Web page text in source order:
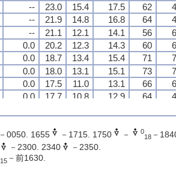
-- 23.0 15.4 17.5 62
-- 21.9 14.8 16.8 64
-- 21.1 12.1 14.1 56
0.0 20.2 12.3 14.3 60
0.0 18.7 13.4 15.4 71
0.0 18.0 13.1 15.1 73
0.0 17.5 11.0 13.1 66
0.0 17.7 10.8 12.9 64
0.0 18.2 10.8 12.9 62
-- 23.0 15.4 17.5 62
-- 21.9 14.8 16.8 64
-- 21.1 12.1 14.1 56
0.0 20.2 12.3 14.3 60
0.0 18.7 13.4 15.4 71
0.0 18.0 13.1 15.1 73
0.0 17.5 11.0 13.1 66
0.0 17.7 10.8 12.9 64
0.0 18.2 10.8 12.9 62
-- 23.0 15.4 17.5 62
-- 21.9 14.8 16.8 64
-- 21.1 12.1 14.1 56
0.0 20.2 12.3 14.3 60
0.0 18.7 13.4 15.4 71
0.0 18.0 13.1 15.1 73
0.0 17.5 11.0 13.1 66
0.0 17.7 10.8 12.9 64
0.0 18.2 10.8 12.9 62
-- 23.0 15.4 17.5 62
-- 21.9 14.8 16.8 64
-- 21.1 12.1 14.1 56
0.0 20.2 12.3 14.3 60
0.0 18.7 13.4 15.4 71
0.0 18.0 13.1 15.1 73
0.0 17.5 11.0 13.1 66
0.0 17.7 10.8 12.9 64
0.0 18.2 10.8 12.9 62
－0050. 1655 －1715. 1750 － 0
18－
－2300. 2340
－2350.
15－前1630.